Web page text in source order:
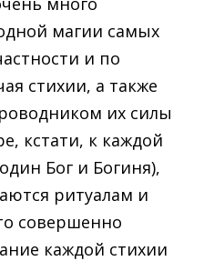
магии самых
и по
стихии, а также
их силы
кстати, к каждой
Бог и Богиня),
ритуалам и
совершенно
каждой стихии